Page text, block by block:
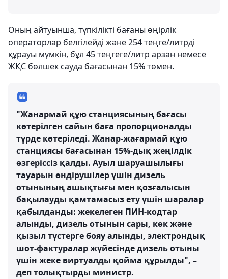
Оның айтуынша, түпкілікті бағаны өңірлік
операторлар белгілейді және 254 теңге/литрді
құрауы мүмкін, бұл 45 теңгеге/литр арзан немесе
ЖҚС бөлшек сауда бағасынан 15% төмен.
"Жанармай құю станциясының бағасы
көтерілген сайын баға пропорционалды
түрде көтеріледі. Жанар-жағармай құю
станциясы бағасынан 15%-дық жеңілдік
өзгеріссіз қалды. Ауыл шаруашылығы
тауарын өндірушілер үшін дизель
отынының ашықтығы мен қозғалысын
бақылауды қамтамасыз ету үшін шаралар
қабылданды: жекелеген ПИН-кодтар
алынды, дизель отынын сары, көк және
қызыл түстерге бояу алынды, электрондық
шот-фактуралар жүйесінде дизель отыны
үшін жеке виртуалды қойма құрылды", –
деп толықтырды министр.